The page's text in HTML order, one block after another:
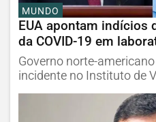
MUNDO
EUA apontam indícios
da COVID-19 em
Governo norte-
incidente no Instituto de